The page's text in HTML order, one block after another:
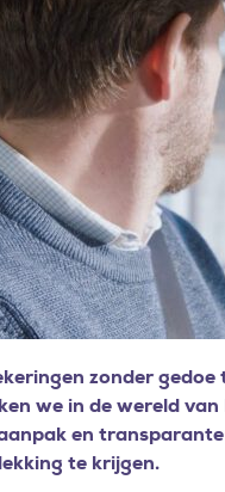
zonder
we in de wereld
en
te krijgen.